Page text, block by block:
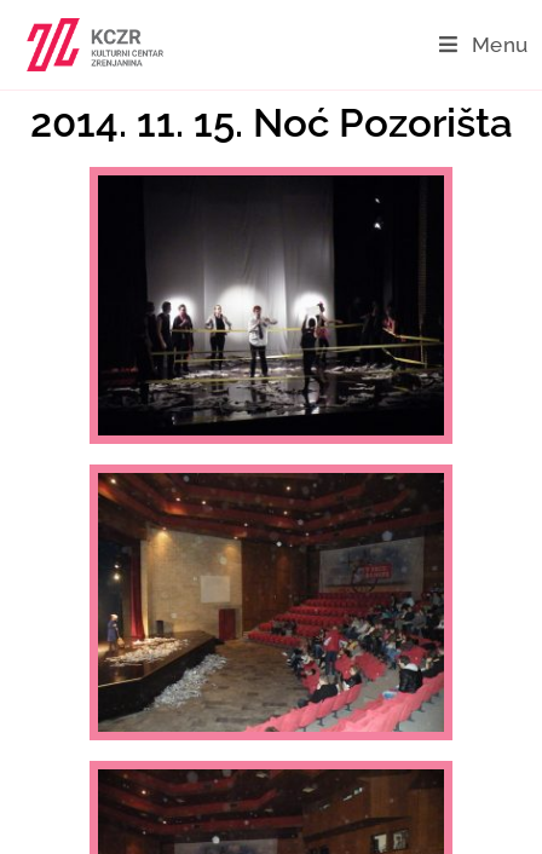
Menu
2014. 11. 15. Noć Pozorišta